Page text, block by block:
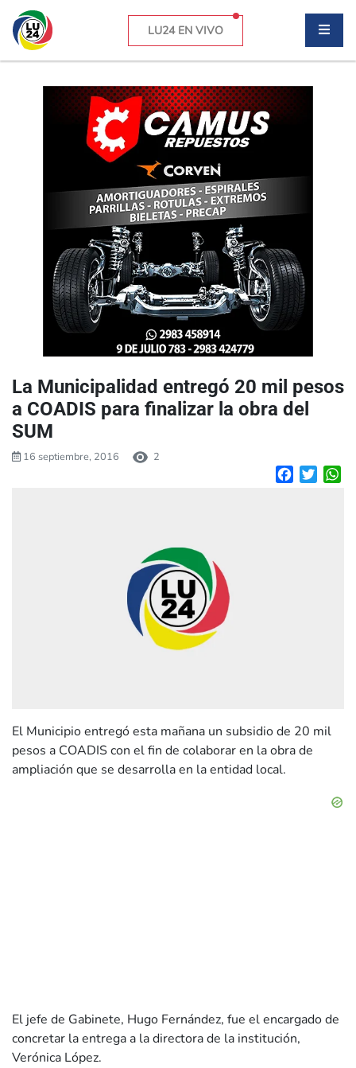
LU24 EN VIVO
La Municipalidad entregó 20 mil pesos
a COADIS para finalizar la obra del
SUM
16 septiembre, 2016 2
Facebook
El Municipio entregó esta mañana un subsidio de 20 mil
pesos a COADIS con el fin de colaborar en la obra de
ampliación que se desarrolla en la entidad local.
El jefe de Gabinete, Hugo Fernández, fue el encargado de
concretar la entrega a la directora de la institución,
Verónica López.